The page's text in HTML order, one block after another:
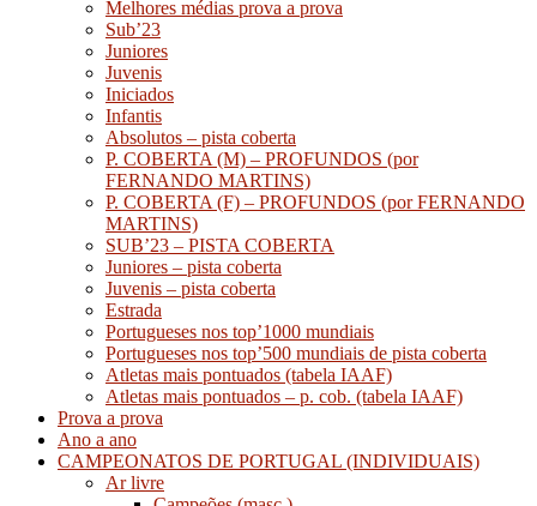
Melhores médias prova a prova
Sub’23
Juniores
Juvenis
Iniciados
Infantis
Absolutos – pista coberta
P. COBERTA (M) – PROFUNDOS (por
FERNANDO MARTINS)
P. COBERTA (F) – PROFUNDOS (por FERNANDO
MARTINS)
SUB’23 – PISTA COBERTA
Juniores – pista coberta
Juvenis – pista coberta
Estrada
Portugueses nos top’1000 mundiais
Portugueses nos top’500 mundiais de pista coberta
Atletas mais pontuados (tabela IAAF)
Atletas mais pontuados – p. cob. (tabela IAAF)
Prova a prova
Ano a ano
CAMPEONATOS DE PORTUGAL (INDIVIDUAIS)
Ar livre